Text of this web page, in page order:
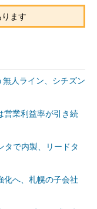
ます
人ライン、シチズン
営業利益率が引き続
タで内製、リードタ
化へ、札幌の子会社